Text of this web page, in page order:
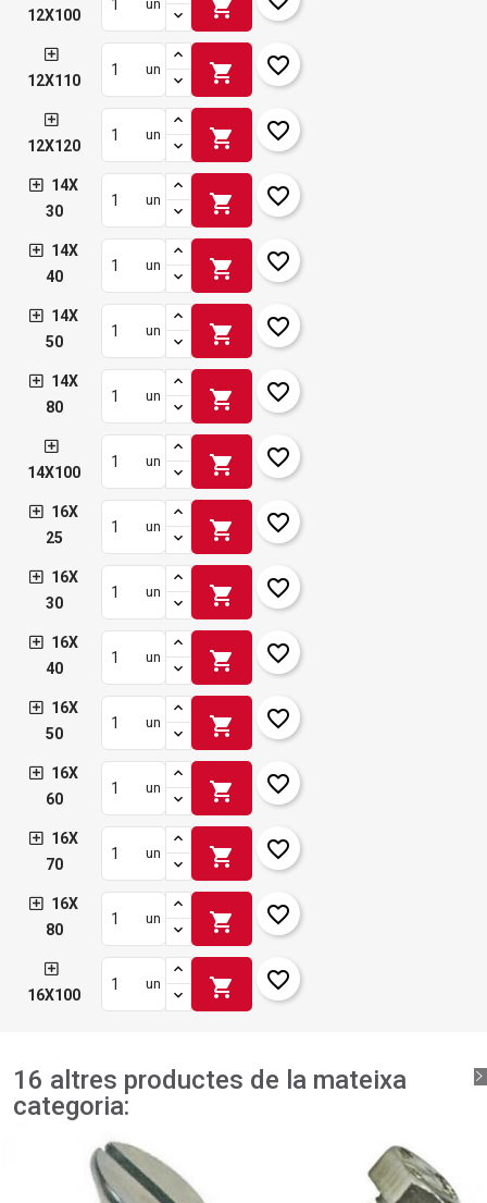
12X100
un shopping_cart
12X110
un shopping_cart favorite_border
12X120
un shopping_cart favorite_border
14X
30
un shopping_cart favorite_border
14X
40
un shopping_cart favorite_border
14X
50
un shopping_cart favorite_border
14X
80
un shopping_cart favorite_border
14X100
un shopping_cart favorite_border
16X
25
un shopping_cart favorite_border
16X
30
un shopping_cart favorite_border
16X
40
un shopping_cart favorite_border
16X
50
un shopping_cart favorite_border
16X
60
un shopping_cart favorite_border
16X
70
un shopping_cart favorite_border
16X
80
un shopping_cart favorite_border
16X100
un shopping_cart favorite_border
16 altres productes de la mateixa
categoria: